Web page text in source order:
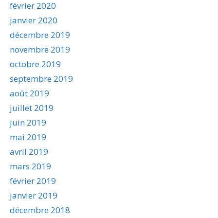
février 2020
janvier 2020
décembre 2019
novembre 2019
octobre 2019
septembre 2019
août 2019
juillet 2019
juin 2019
mai 2019
avril 2019
mars 2019
février 2019
janvier 2019
décembre 2018